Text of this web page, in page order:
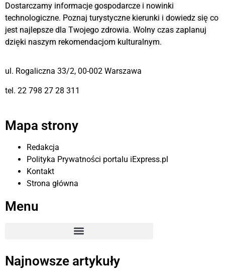
Dostarczamy informacje gospodarcze i nowinki
technologiczne. Poznaj turystyczne kierunki i dowiedz się co
jest najlepsze dla Twojego zdrowia. Wolny czas zaplanuj
dzięki naszym rekomendacjom kulturalnym.
ul. Rogaliczna 33/2, 00-002 Warszawa
tel. 22 798 27 28 311
Mapa strony
Redakcja
Polityka Prywatności portalu iExpress.pl
Kontakt
Strona główna
Menu
Najnowsze artykuły